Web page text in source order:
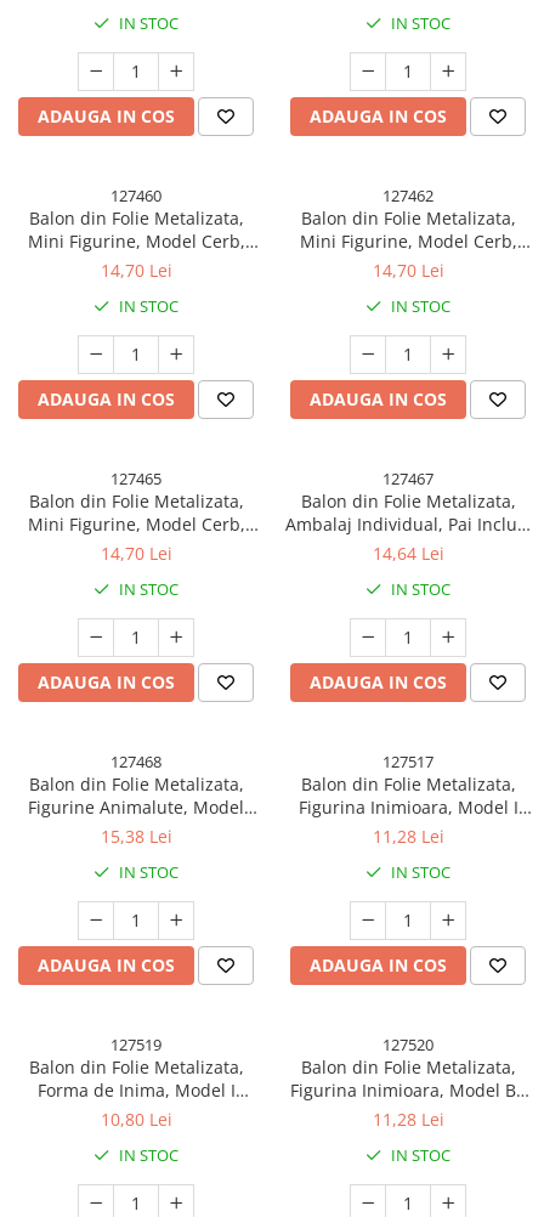
Inclus, Umflare cu Aer sau
Heliu, Multicolor
IN STOC
ADAUGA IN COS
Inclus, Umflare cu Aer sau
Heliu, Multicolor
IN STOC
ADAUGA IN COS
127460
Balon din Folie Metalizata,
Mini Figurine, Model Cerb,
Tematica Aniversare, 49x74.5
Inclus, Umflare cu Aer sau
Heliu, Roz
14,70 Lei
IN STOC
ADAUGA IN COS
127462
Balon din Folie Metalizata,
Mini Figurine, Model Cerb,
Tematica Aniversare, 49x74.5
Inclus, Umflare cu Aer sau
Heliu, Albastru
14,70 Lei
IN STOC
ADAUGA IN COS
127465
Balon din Folie Metalizata,
Mini Figurine, Model Cerb,
Tematica Aniversare, 49x74.5
Inclus, Umflare cu Aer sau
Heliu, Maro
14,70 Lei
IN STOC
ADAUGA IN COS
127467
Balon din Folie Metalizata,
Ambalaj Individual, Pai Inclus,
Model Iepure, Tema
cu Aer sau Heliu, Gri
14,64 Lei
IN STOC
ADAUGA IN COS
127468
Balon din Folie Metalizata,
Figurine Animalute, Model
Arici, 49x56 cm, Ambalaj
cu Aer sau Heliu, Maro
15,38 Lei
IN STOC
ADAUGA IN COS
127517
Balon din Folie Metalizata,
Figurina Inimioara, Model I
LOVE YOU, Tematica Iubire, 45
Inclus, Umflare cu Aer sau
Heliu, Rosu
11,28 Lei
IN STOC
ADAUGA IN COS
127519
Balon din Folie Metalizata,
Forma de Inima, Model I
Adore you, 45cm, Ambalaj
cu Aer sau Heliu, Rosu
10,80 Lei
IN STOC
127520
Balon din Folie Metalizata,
Figurina Inimioara, Model BE
MINE, Tematica Iubire, 45 cm,
Umflare cu Aer sau Heliu,
Rosu
11,28 Lei
IN STOC